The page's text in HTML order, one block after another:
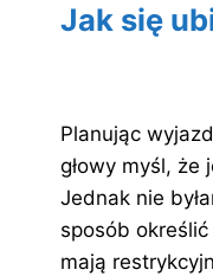
Jak się
Planując
głowy myśl, że
Jednak nie
sposób
mają